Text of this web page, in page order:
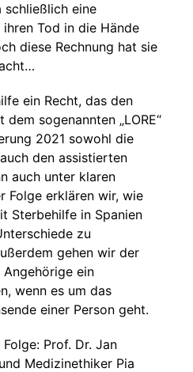
eine
Tod in die Hände
diese Rechnung hat sie
ein Recht, das den
sogenannten „LORE“
2021 sowohl die
den assistierten
auch unter klaren
Folge erklären wir, wie
Sterbehilfe in Spanien
zu
gehen wir der
ein
wenn es um das
einer Person geht.
Prof. Dr. Jan
Medizinethiker Pia